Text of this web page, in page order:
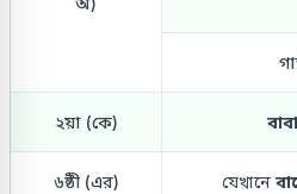
২য়া (কে)
৬ষ্ঠী (এর) যেখানে